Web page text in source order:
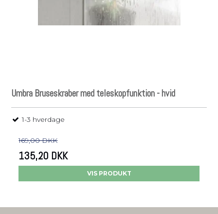
Umbra Bruseskraber med teleskopfunktion - hvid
1-3 hverdage
169,00 DKK
135,20 DKK
VIS PRODUKT